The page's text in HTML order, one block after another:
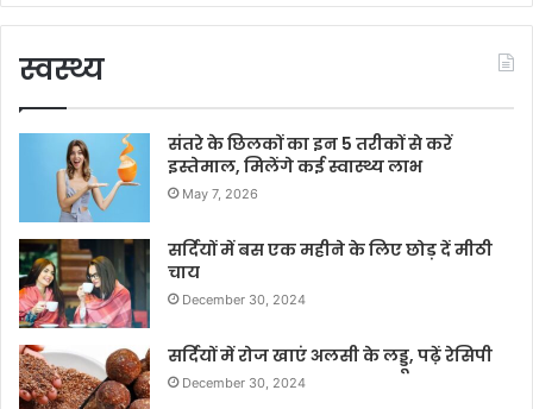
स्वस्थ्य
संतरे के छिलकों का इन 5 तरीकों से करें
इस्तेमाल, मिलेंगे कई स्वास्थ्य लाभ
May 7, 2026
सर्दियों में बस एक महीने के लिए छोड़ दें मीठी
चाय
December 30, 2024
सर्दियों में रोज खाएं अलसी के लड्डू, पढ़ें रेसिपी
December 30, 2024